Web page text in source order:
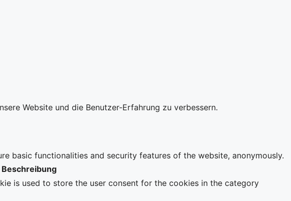
Website und die Benutzer-Erfahrung zu verbessern.
basic functionalities and security features of the website, anonymously.
Beschreibung
is used to store the user consent for the cookies in the category